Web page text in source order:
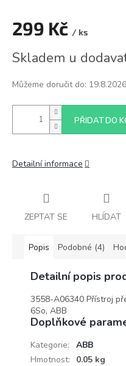
299 Kč / ks
cena:
Skladem u
Můžeme doručit do: 19.8.2026
PŘIDAT DO
Detailní informace
ZEPTAT SE HLÍDAT
Popis Podobné (4)
Detailní popis
3558-A06340 Přístroj
6So, ABB
Doplňkové
Kategorie:
ABB
Hmotnost: 0.05 kg